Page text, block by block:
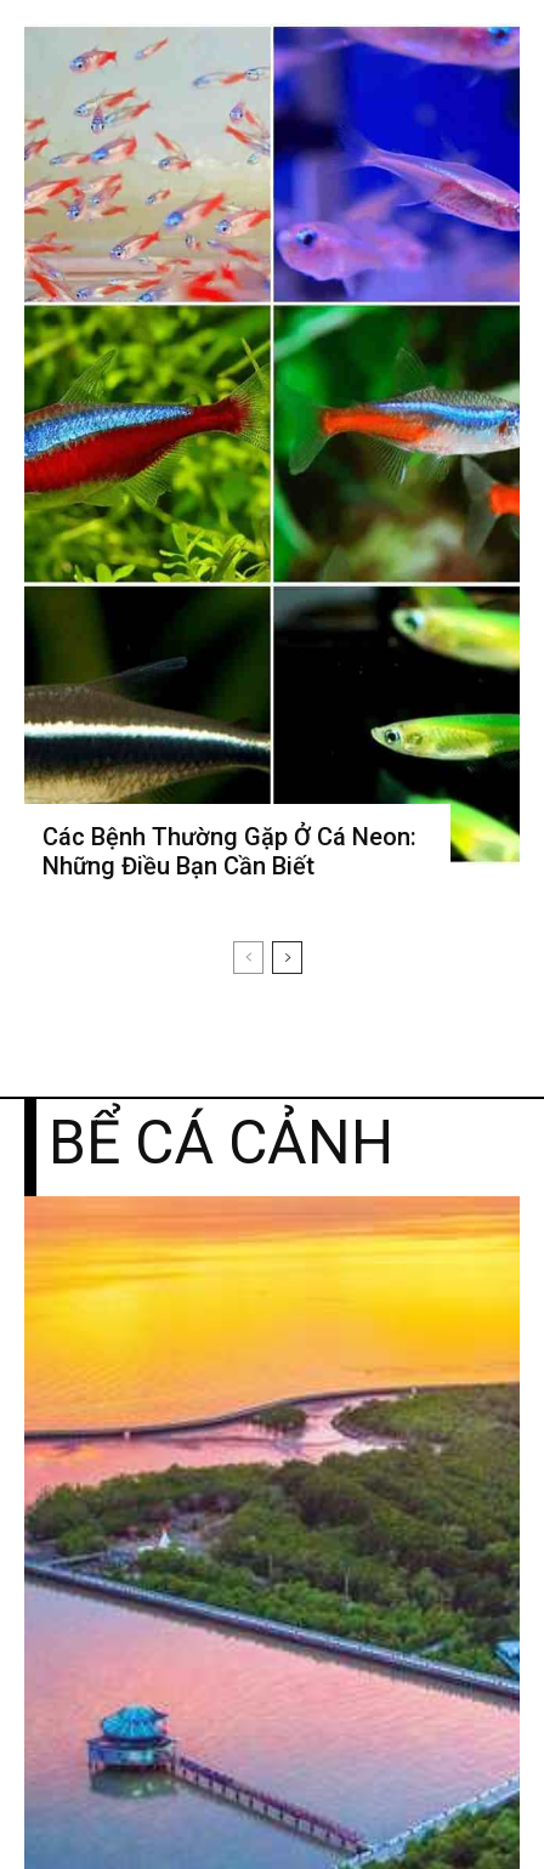
Các Bệnh Thường Gặp Ở Cá Neon:
Những Điều Bạn Cần Biết
BỂ CÁ CẢNH